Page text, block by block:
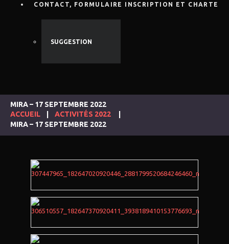
CONTACT, FORMULAIRE INSCRIPTION ET CHARTE
SUGGESTION
MIRA – 17 SEPTEMBRE 2022
ACCUEIL
ACTIVITÉS 2022
MIRA – 17 SEPTEMBRE 2022